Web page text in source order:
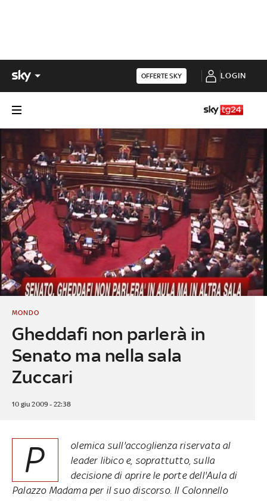
OFFERTE SKY LOGIN
Gheddafi non parlerà in
Senato ma nella sala
Zuccari
MONDO
10 giu 2009 - 22:38
P
olemica sull'accoglienza riservata al
leader libico e, soprattutto, sulla
decisione di aprire le porte dell'Aula di
Palazzo Madama per il suo discorso. Il Colonnello